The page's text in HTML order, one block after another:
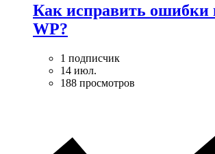
Как исправить ошибки
WP?
1 подписчик
14 июл.
188 просмотров